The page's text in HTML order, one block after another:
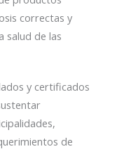
correctas y
salud de las
y certificados
de